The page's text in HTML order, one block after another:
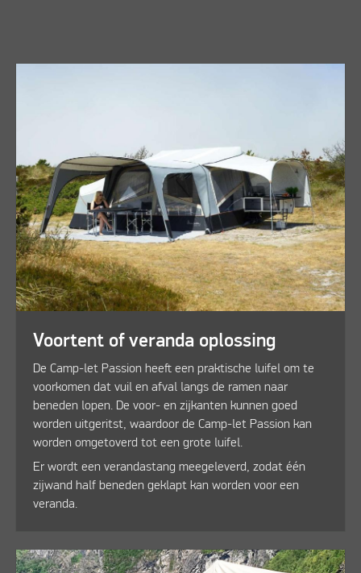
Voortent of veranda oplossing
De Camp-let Passion heeft een praktische luifel om te
voorkomen dat vuil en afval langs de ramen naar
beneden lopen. De voor- en zijkanten kunnen goed
worden uitgeritst, waardoor de Camp-let Passion kan
worden omgetoverd tot een grote luifel.
Er wordt een verandastang meegeleverd, zodat één
zijwand half beneden geklapt kan worden voor een
veranda.